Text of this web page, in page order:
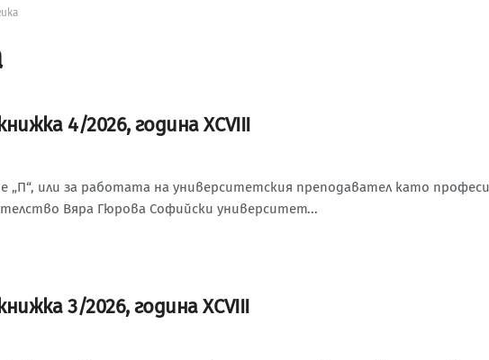
2026 Г.4/2026, година XCVIII
„П“, или за работата на университетския преподавател като
Вяра Гюрова Софийски университет...
2026 Г.3/2026, година XCVIII